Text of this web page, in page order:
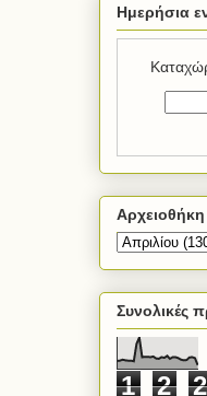
Ημερήσια
Αρχειοθήκη
Συνολικές
1 2 2